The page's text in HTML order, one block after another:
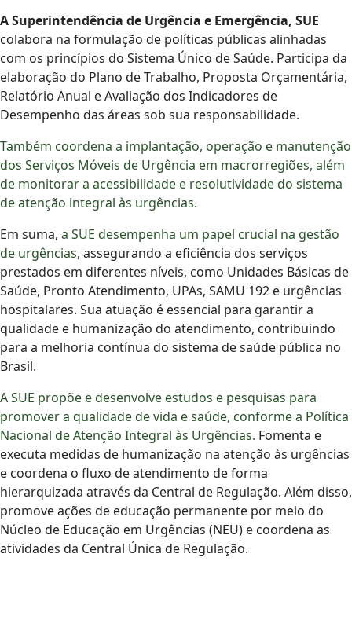
A Superintendência de Urgência e Emergência, SUE
colabora na formulação de políticas públicas alinhadas
com os princípios do Sistema Único de Saúde. Participa da
elaboração do Plano de Trabalho, Proposta Orçamentária,
Relatório Anual e Avaliação dos Indicadores de
Desempenho das áreas sob sua responsabilidade.
Também coordena a implantação, operação e manutenção
dos Serviços Móveis de Urgência em macrorregiões, além
de monitorar a acessibilidade e resolutividade do sistema
de atenção integral às urgências.
Em suma, a SUE desempenha um papel crucial na gestão
de urgências, assegurando a eficiência dos serviços
prestados em diferentes níveis, como Unidades Básicas de
Saúde, Pronto Atendimento, UPAs, SAMU 192 e urgências
hospitalares. Sua atuação é essencial para garantir a
qualidade e humanização do atendimento, contribuindo
para a melhoria contínua do sistema de saúde pública no
Brasil.
A SUE propõe e desenvolve estudos e pesquisas para
promover a qualidade de vida e saúde, conforme a Política
Nacional de Atenção Integral às Urgências. Fomenta e
executa medidas de humanização na atenção às urgências
e coordena o fluxo de atendimento de forma
hierarquizada através da Central de Regulação. Além disso,
promove ações de educação permanente por meio do
Núcleo de Educação em Urgências (NEU) e coordena as
atividades da Central Única de Regulação.